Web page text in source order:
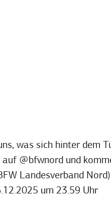
was sich hinter dem
@bfwnord und
Landesverband
um 23.59 Uhr